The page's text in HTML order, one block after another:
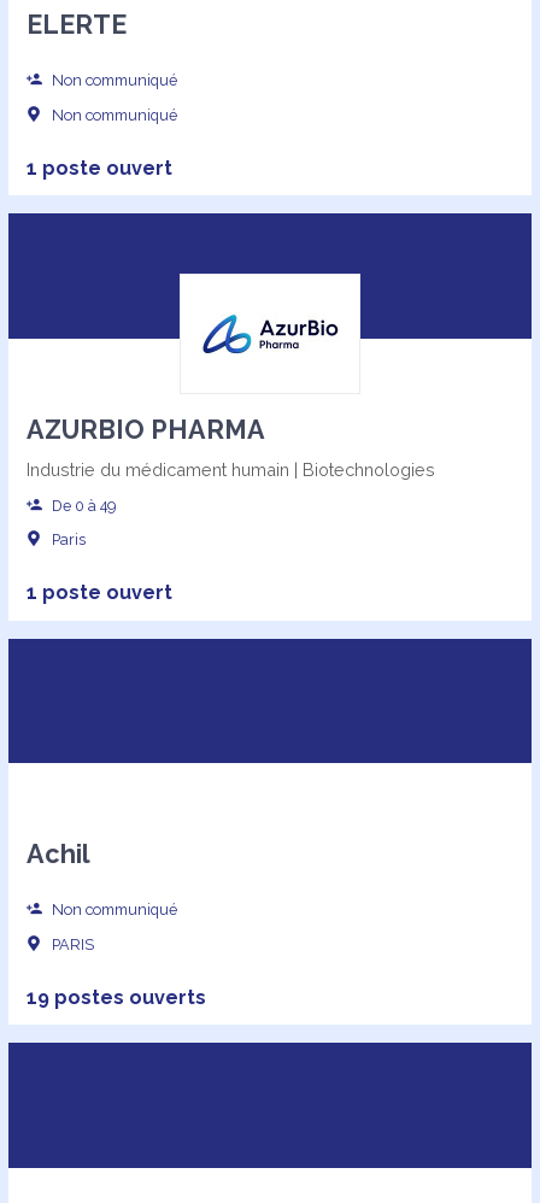
ELERTE
Non communiqué
Non communiqué
1 poste ouvert
AZURBIO PHARMA
Industrie du médicament humain | Biotechnologies
De 0 à 49
Paris
1 poste ouvert
Achil
Non communiqué
PARIS
19 postes ouverts